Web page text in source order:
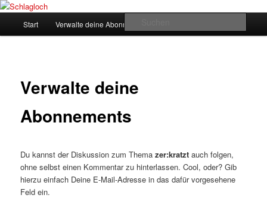
Zum supersberger taggedanken
Start Verwalte deine Abonnements
Verwalte deine
Abonnements
Du kannst der Diskussion zum Themazer:kratzt auch folgen,
ohne selbst einen Kommentar zu hinterlassen. Cool, oder? Gib
hierzu einfach Deine E-Mail-Adresse in das dafür vorgesehene
Feld ein.